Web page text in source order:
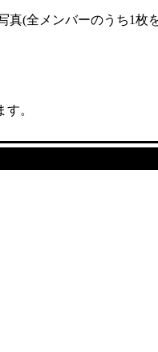
(全メンバーのうち1枚
。